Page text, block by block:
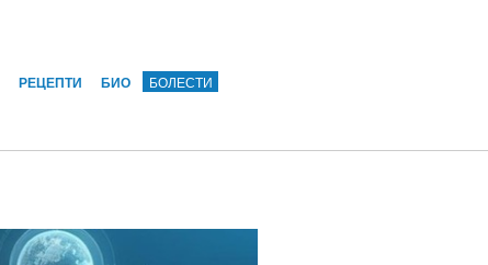
РЕЦЕПТИ БИО БОЛЕСТИ